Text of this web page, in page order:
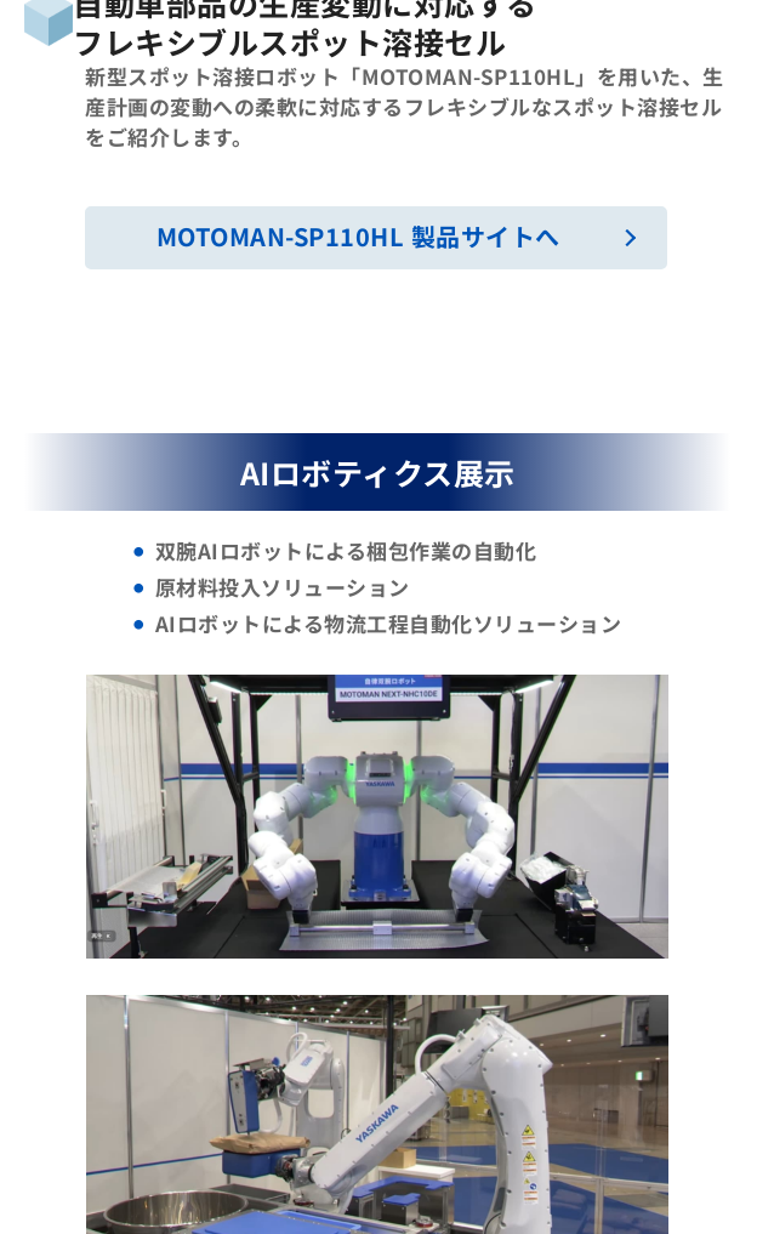
フレキシブルスポット溶接セル
新型スポット溶接ロボット「MOTOMAN-SP110HL」を用いた、生
産計画の変動への柔軟に対応するフレキシブルなスポット溶接セル
をご紹介します。
MOTOMAN-SP110HL 製品サイトへ
AIロボティクス展示
双腕AIロボットによる梱包作業の自動化
原材料投入ソリューション
AIロボットによる物流工程自動化ソリューション